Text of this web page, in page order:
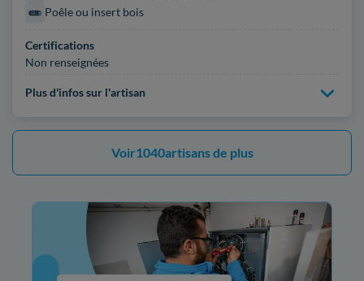
Poêle ou insert bois
Certifications
Non renseignées
Plus d'infos sur l'artisan
Voir1040artisans de plus